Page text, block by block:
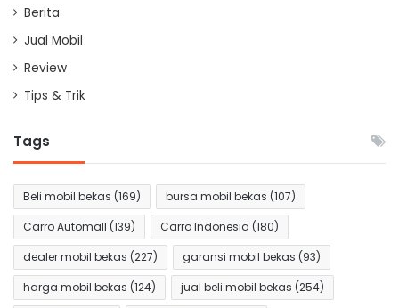
Berita
Jual Mobil
Review
Tips & Trik
Tags
Beli mobil bekas (169) bursa mobil bekas (107)
Carro Automall (139) Carro Indonesia (180)
dealer mobil bekas (227) garansi mobil bekas (93)
harga mobil bekas (124) jual beli mobil bekas (254)